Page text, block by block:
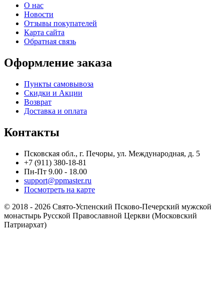
О нас
Новости
Отзывы покупателей
Карта сайта
Обратная связь
Оформление заказа
Пункты самовывоза
Скидки и Акции
Возврат
Доставка и оплата
Контакты
Псковская обл., г. Печоры, ул. Международная, д. 5
+7 (911) 380-18-81
Пн-Пт 9.00 - 18.00
support@ppmaster.ru
Посмотреть на карте
© 2018 - 2026 Свято-Успенский Псково-Печерский мужской
монастырь Русской Православной Церкви (Московский
Патриархат)